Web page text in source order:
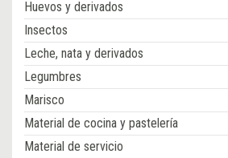
Huevos y derivados
Insectos
Leche, nata y derivados
Legumbres
Marisco
Material de cocina y pastelería
Material de servicio